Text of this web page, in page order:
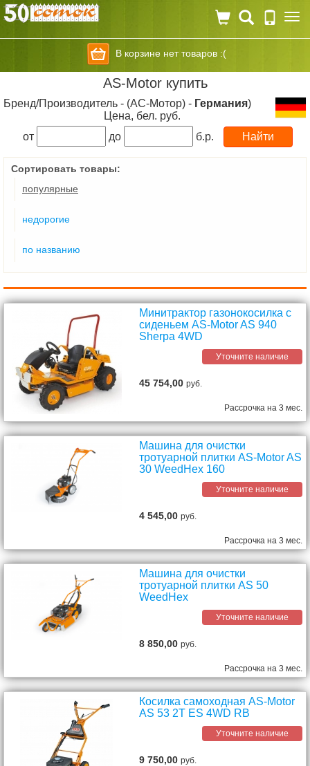
В корзине нет товаров :(
AS-Motor купить
Бренд/Производитель - (АС-Мотор) - Германия)
Цена, бел. руб.
от
до б.р.
Сортировать товары:
популярные
недорогие
по названию
Минитрактор газонокосилка с
сиденьем AS-Motor AS 940
Sherpa 4WD
Уточните наличие
45 754,00руб.
Рассрочка на 3 мес.
Машина для очистки
тротуарной плитки AS-Motor AS
30 WeedHex 160
Уточните наличие
4 545,00руб.
Рассрочка на 3 мес.
Машина для очистки
тротуарной плитки AS 50
WeedHex
Уточните наличие
8 850,00руб.
Рассрочка на 3 мес.
Косилка самоходная AS-Motor
AS 53 2T ES 4WD RB
Уточните наличие
9 750,00руб.